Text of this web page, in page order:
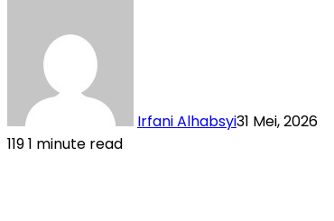
Irfani Alhabsyi31 Mei, 2026
1191 minute read